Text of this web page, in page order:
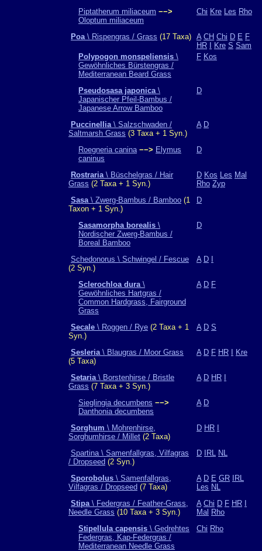
Piptatherum miliaceum −−>
Oloptum miliaceum
Chi Kre Les Rho
Poa\ Rispengras / Grass (17 Taxa) A CH Chi D E F
HR
Kre S Sam
Polypogon monspeliensis \
Gewöhnliches Bürstengras /
Mediterranean Beard Grass
F Kos
Pseudosasa japonica\
Japanischer Pfeil-Bambus /
Japanese Arrow Bamboo
D
Puccinellia\ Salzschwaden /
Saltmarsh Grass (3 Taxa + 1 Syn.)
A D
Roegneria canina −−> Elymus
caninus
D
Rostraria\ Büschelgras / Hair
Grass (2 Taxa + 1 Syn.)
D Kos Les Mal
Rho Zyp
Sasa\ Zwerg-Bambus / Bamboo (1
Taxon + 1 Syn.)
D
Sasamorpha borealis \
Nordischer Zwerg-Bambus /
Boreal Bamboo
D
Schedonorus \ Schwingel / Fescue
(2 Syn.)
A D
Sclerochloa dura\
Gewöhnliches Hartgras /
Common Hardgrass, Fairground
Grass
A D F
Secale \ Roggen / Rye (2 Taxa + 1
Syn.)
A D S
Sesleria\ Blaugras / Moor Grass
(5 Taxa)
A D F HR Kre
Setaria\ Borstenhirse / Bristle
Grass (7 Taxa + 3 Syn.)
A D HR
Sieglingia decumbens −−>
Danthonia decumbens
A D
Sorghum \ Mohrenhirse,
Sorghumhirse / Millet (2 Taxa)
D HR
Spartina \ Samenfallgras, Vilfagras
/ Dropseed (2 Syn.)
D IRL NL
Sporobolus \ Samenfallgras,
Vilfagras / Dropseed (7 Taxa)
A D E GR
IRL
Les NL
Stipa\ Federgras / Feather-Grass,
Needle Grass (10 Taxa + 3 Syn.)
A Chi D F HR
Mal Rho
Stipellula capensis \ Gedrehtes
Federgras, Kap-Federgras /
Mediterranean Needle Grass
Chi Rho